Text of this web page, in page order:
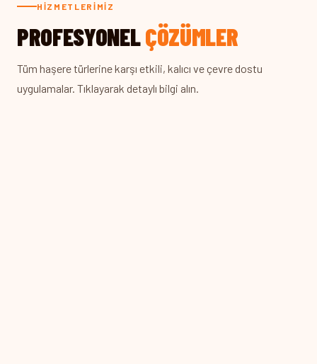
HIZMETLERIMIZ
PROFESYONELÇÖZÜMLER
Tüm haşere türlerine karşı etkili, kalıcı ve çevre dostu
uygulamalar. Tıklayarak detaylı bilgi alın.